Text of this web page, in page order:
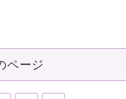
ページ